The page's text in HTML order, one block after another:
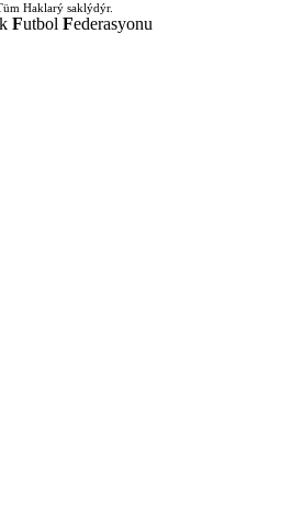
Haklarý saklýdýr.
Futbol Federasyonu